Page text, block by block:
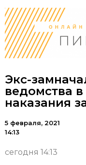
Экс-
ведомства
наказания
5 февраля, 2021
14:13
сегодня 14:13